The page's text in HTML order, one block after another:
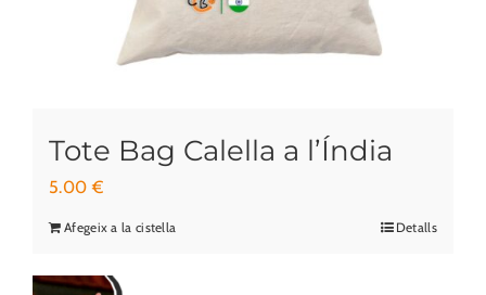
Tote Bag Calella a l’Índia
5.00€
Afegeix a la cistella Detalls